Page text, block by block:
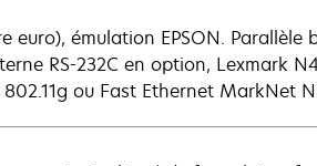
euro), émulation EPSON. Parallèle
RS-232C en option, Lexmark
ou Fast Ethernet MarkNet